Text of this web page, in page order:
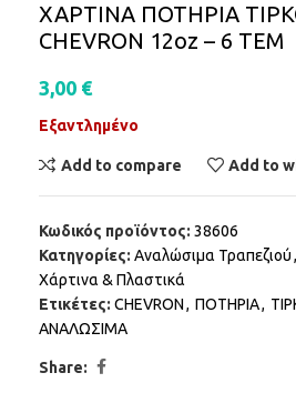
ΧΑΡΤΙΝΑ ΠΟΤΗΡΙΑ
CHEVRON 12oz – 6 ΤΕΜ
3,00 €
Εξαντλημένο
Add to compare Add to
Κωδικός προϊόντος: 38606
Κατηγορίες: Αναλώσιμα Τραπεζιού,
Χάρτινα & Πλαστικά
Ετικέτες: CHEVRON, ΠΟΤΗΡΙΑ,
ΑΝΑΛΩΣΙΜΑ
Share: